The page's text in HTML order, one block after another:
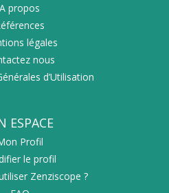
A propos
légales
nous
d’Utilisation
ESPACE
Profil
le profil
Zenziscope ?